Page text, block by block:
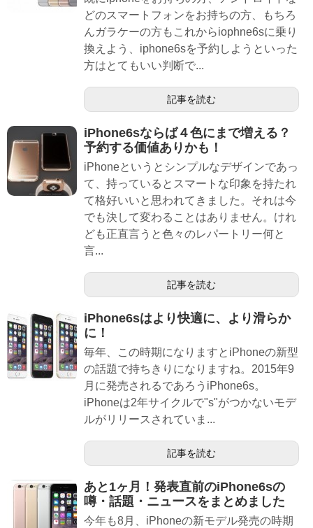
どのスマートフォンをお持ちの方、もちろ
んガラケーの方もこれからiophne6sに乗り
換えよう、iphone6sを予約しようといった
方はとてもいい判断で...
記事を読む
iPhone6sならば４色にまで増える？
予約する価値ありかも！
iPhoneというとシンプルなデザインであっ
て、持っているとスマートな印象を持たれ
て格好いいと思われてきました。それは今
でも決して変わることはありません。けれ
ども正直言うと色々のレパートリー何と
言...
記事を読む
iPhone6sはより快適に、より滑らか
に！
毎年、この時期になりますとiPhoneの新型
の話題で持ちきりになりますね。2015年9
月に発売されるであろうiPhone6s。
iPhoneは2年サイクルで"s"がつかないモデ
ルがリリースされていま...
記事を読む
あと1ヶ月！発表直前のiPhone6sの
噂・話題・ニュースをまとめました
今年も8月、iPhoneの新モデル発売の時期